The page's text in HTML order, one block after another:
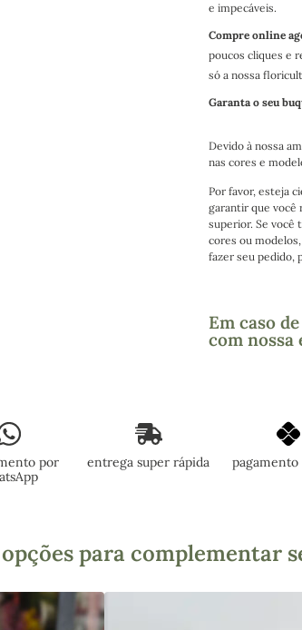
e impecáveis.
Compre online
poucos cliques e
só a nossa
Garanta o seu
Devido à nossa
nas cores e
Por favor, esteja
garantir que você
superior. Se você
cores ou
fazer seu pedido,
Em caso
com nossa
por
entrega super rápida pagamento
para complementar